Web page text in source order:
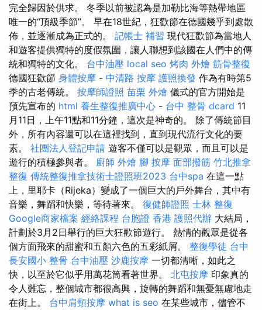
完全歸因於供求。 冬季以前被認為是加勒比海等熱帶地區
唯一的“頂級季節”。 早在18世紀，狂歡節在德國幾乎到處散
佈，並逐漸成為正式的。 記帳士 補習 現代狂歡節為當地人
和遊客提供獨特的度假氛圍，讓人聯想到該國在人們中的傳
統和獨特的文化。 台中油壓 local seo 烤肉 外燴 筋骨整復
德國狂歡節 身體按摩 - 中清路 按摩 護照換發 作為有時第5
季的古老傳統。 按摩師證照 苗栗 外燴 儀式的官方開始是
預先宣布的 html 養生整復推廣中心 - 台中 整骨 dcard 11
月11日，上午11點和11分鐘，這次是神奇的。 除了傳統節目
外，所有內容還可以在這裡找到，直到現代流行文化的要
素。 社團法人登記申請 遊客不僅可以是觀眾，而且可以是
遊行的積極參與者。 廚師 外燴 腳 按摩 面部撥筋 竹北推拿
整復 傳統整復推拿技術士證照班2023 台中spa 在這一點
上，里耶卡（Rijeka）變成了一個巨大的戶外舞台，其中有
音樂，舞蹈和快樂，等待著來。 復健師證照 士林 整復
Google商家檔案 經絡課程 台胞證 香港 護照代辦 大結局，
計劃於3月2日舉行的巨大狂歡節遊行。 熱情的觀眾是從各
個方面飛來的甜蜜和五顏六色的五彩紙屑。 整復學徒 台中
長安國小 整骨 台中油壓 沙鹿按摩 一切都清晰，如此之
快，以至於它似乎用萬花筒看著世界。 北屯按摩 印象真的
令人難忘，整個城市都很高興，旋轉的舞蹈和無憂無慮地走
在街上。 台中肩頸按摩 what is seo 在某些城市，儘管不